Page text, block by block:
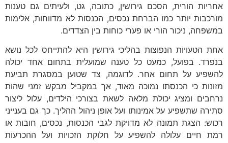
אחריות הורית, הסכם גירושין, כתובה, גט, ולעיתים גם טענות
מורכבות יותר כמו הברחת נכסים, הכנסות לא מדווחות, אלימות
במשפחה, ניכור הורי או פערי כוחות בין הצדדים.
אחת הטעויות הנפוצות בהליכי גירושין היא להתייחס לכל נושא
בנפרד. בפועל, כמעט כל טענה שמועלית בתחום אחד יכולה
להשפיע על תחום אחר. לדוגמה, צד שטוען במסגרת תביעת
מזונות כי הכנסתו נמוכה מאוד, אך במקביל מבקש זמני שהות
נרחבים ומציג יכולת מלאה לשאת בצורכי הילדים, עלול ליצור
סתירה שתשפיע על אמינותו ועל אופן ניהול ההליך. כך גם בענייני
רכוש: הצגת תמונה לא מדויקת לגבי הכנסות, נכסים, חובות או
רמת חיים עלולה להשפיע על חלוקת הזכויות ועל ההכרעות